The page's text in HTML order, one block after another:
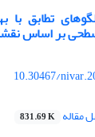
تطابق با
سطحی بر اساس
10.30467/
مقاله 831.69 K